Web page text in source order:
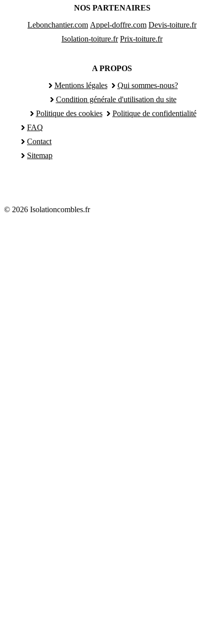
NOS PARTENAIRES
Lebonchantier.com Appel-doffre.com Devis-toiture.fr
Isolation-toiture.fr Prix-toiture.fr
A PROPOS
Mentions légales
Qui sommes-nous?
Condition générale d'utilisation du site
Politique des cookies
Politique de confidentialité
FAQ
Contact
Sitemap
© 2026 Isolationcombles.fr